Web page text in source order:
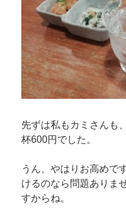
先ずは私もカミさんも
杯600円でした。
うん、やはりお高めで
けるのなら問題ありま
すからね。